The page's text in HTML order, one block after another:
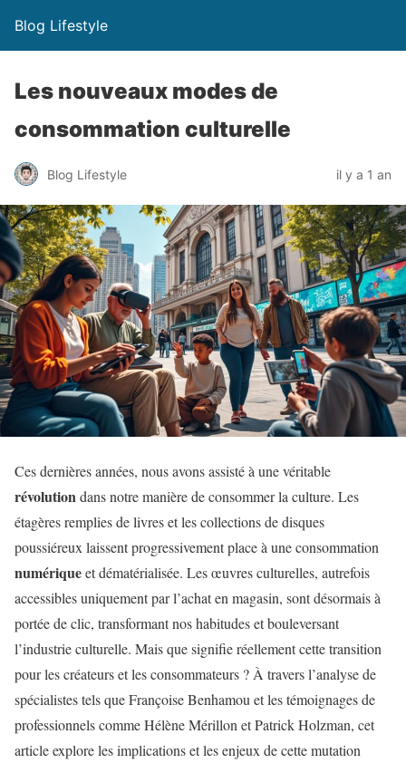
Blog Lifestyle
Les nouveaux modes de
consommation culturelle
Blog Lifestyle il y a 1 an
Ces dernières années, nous avons assisté à une véritable
révolutiondans notre manière de consommer la culture. Les
étagères remplies de livres et les collections de disques
poussiéreux laissent progressivement place à une consommation
numériqueet dématérialisée. Les œuvres culturelles, autrefois
accessibles uniquement par l’achat en magasin, sont désormais à
portée de clic, transformant nos habitudes et bouleversant
l’industrie culturelle. Mais que signifie réellement cette transition
pour les créateurs et les consommateurs ? À travers l’analyse de
spécialistes tels que Françoise Benhamou et les témoignages de
professionnels comme Hélène Mérillon et Patrick Holzman, cet
article explore les implications et les enjeux de cette mutation